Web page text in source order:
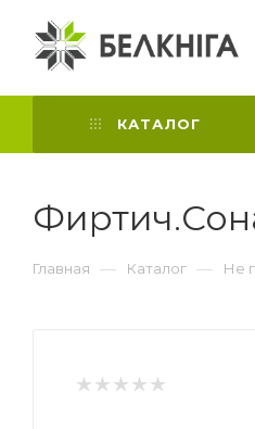
КАТАЛОГ
Главная — Каталог — Не